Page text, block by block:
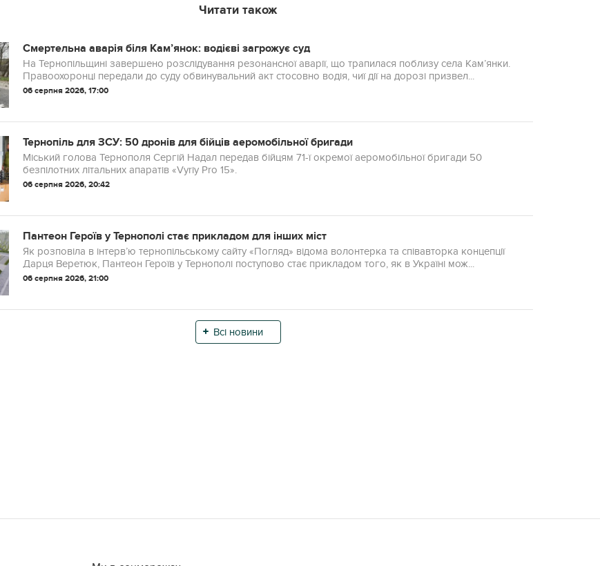
Читати також
Смертельна аварія біля Кам’янок: водієві загрожує суд
На Тернопільщині завершено розслідування резонансної аварії, що трапилася поблизу села Кам’янки.
Правоохоронці передали до суду обвинувальний акт стосовно водія, чиї дії на дорозі призвел...
06 серпня 2026, 17:00
Тернопіль для ЗСУ: 50 дронів для бійців аеромобільної бригади
Міський голова Тернополя Сергій Надал передав бійцям 71-ї окремої аеромобільної бригади 50
безпілотних літальних апаратів «Vyriy Pro 15».
06 серпня 2026, 20:42
Пантеон Героїв у Тернополі стає прикладом для інших міст
Як розповіла в інтерв’ю тернопільському сайту «Погляд» відома волонтерка та співавторка концепції
Дарця Веретюк, Пантеон Героїв у Тернополі поступово стає прикладом того, як в Україні мож...
06 серпня 2026, 21:00
Всі новини